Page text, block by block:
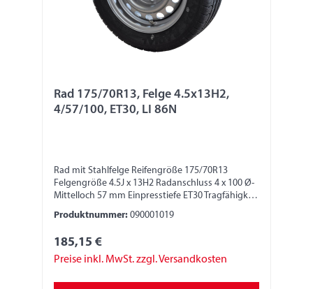
Rad 175/70R13, Felge 4.5x13H2,
4/57/100, ET30, LI 86N
Rad mit Stahlfelge Reifengröße 175/70R13
Felgengröße 4.5J x 13H2 Radanschluss 4 x 100 Ø-
Mittelloch 57 mm Einpresstiefe ET30 Tragfähigkeit
Produktnummer: 090001019
185,15 €
Preise inkl. MwSt. zzgl. Versandkosten